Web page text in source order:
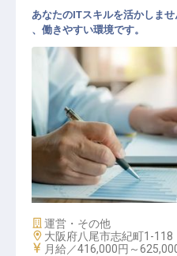
開発（社内SE）
あなたのITスキルを活かしま
、働きやすい環境です。
施設業態
運営・その他
勤務地
大阪府八尾市志紀町1-118
給与
月給／416,000円～